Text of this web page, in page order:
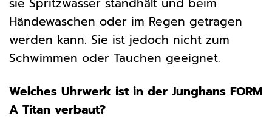
Händewaschen oder im Regen getragen
werden kann. Sie ist jedoch nicht zum
Schwimmen oder Tauchen geeignet.
Welches Uhrwerk ist in der Junghans FORM
A Titan verbaut?